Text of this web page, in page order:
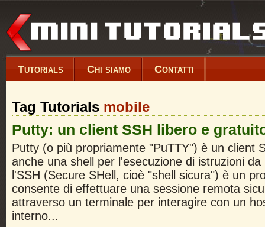
Tutorials Chi siamo Contatti
Tag Tutorials mobile
Putty: un client SSH libero e
Putty (o più propriamente "PuTTY") è un client
anche una shell per l'esecuzione di istruzioni
l'SSH (Secure SHell, cioè "shell sicura") è un
consente di effettuare una sessione remota
attraverso un terminale per interagire con un
interno...